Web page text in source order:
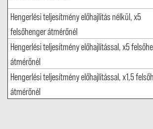
Hengerlési teljesítmény előhajlítás nélkül, x5
felsőhenger átmérőnél
Hengerlési teljesítmény előhajlítással, x5
átmérőnél
Hengerlési teljesítmény előhajlítással, x1,5
átmérőnél